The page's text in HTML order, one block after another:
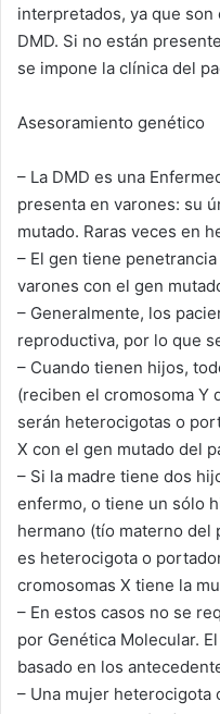
interpretados, ya que
DMD. Si no están
se impone la clínica del
Asesoramiento genético
– La DMD es una
presenta en varones: su
mutado. Raras veces en
– El gen tiene
varones con el gen
– Generalmente, los
reproductiva, por lo que
– Cuando tienen hijos,
(reciben el cromosoma Y
serán heterocigotas o
X con el gen mutado del
– Si la madre tiene dos
enfermo, o tiene un sólo
hermano (tío materno del
es heterocigota o
cromosomas X tiene la
– En estos casos no se
por Genética Molecular.
basado en los
– Una mujer heterocigota